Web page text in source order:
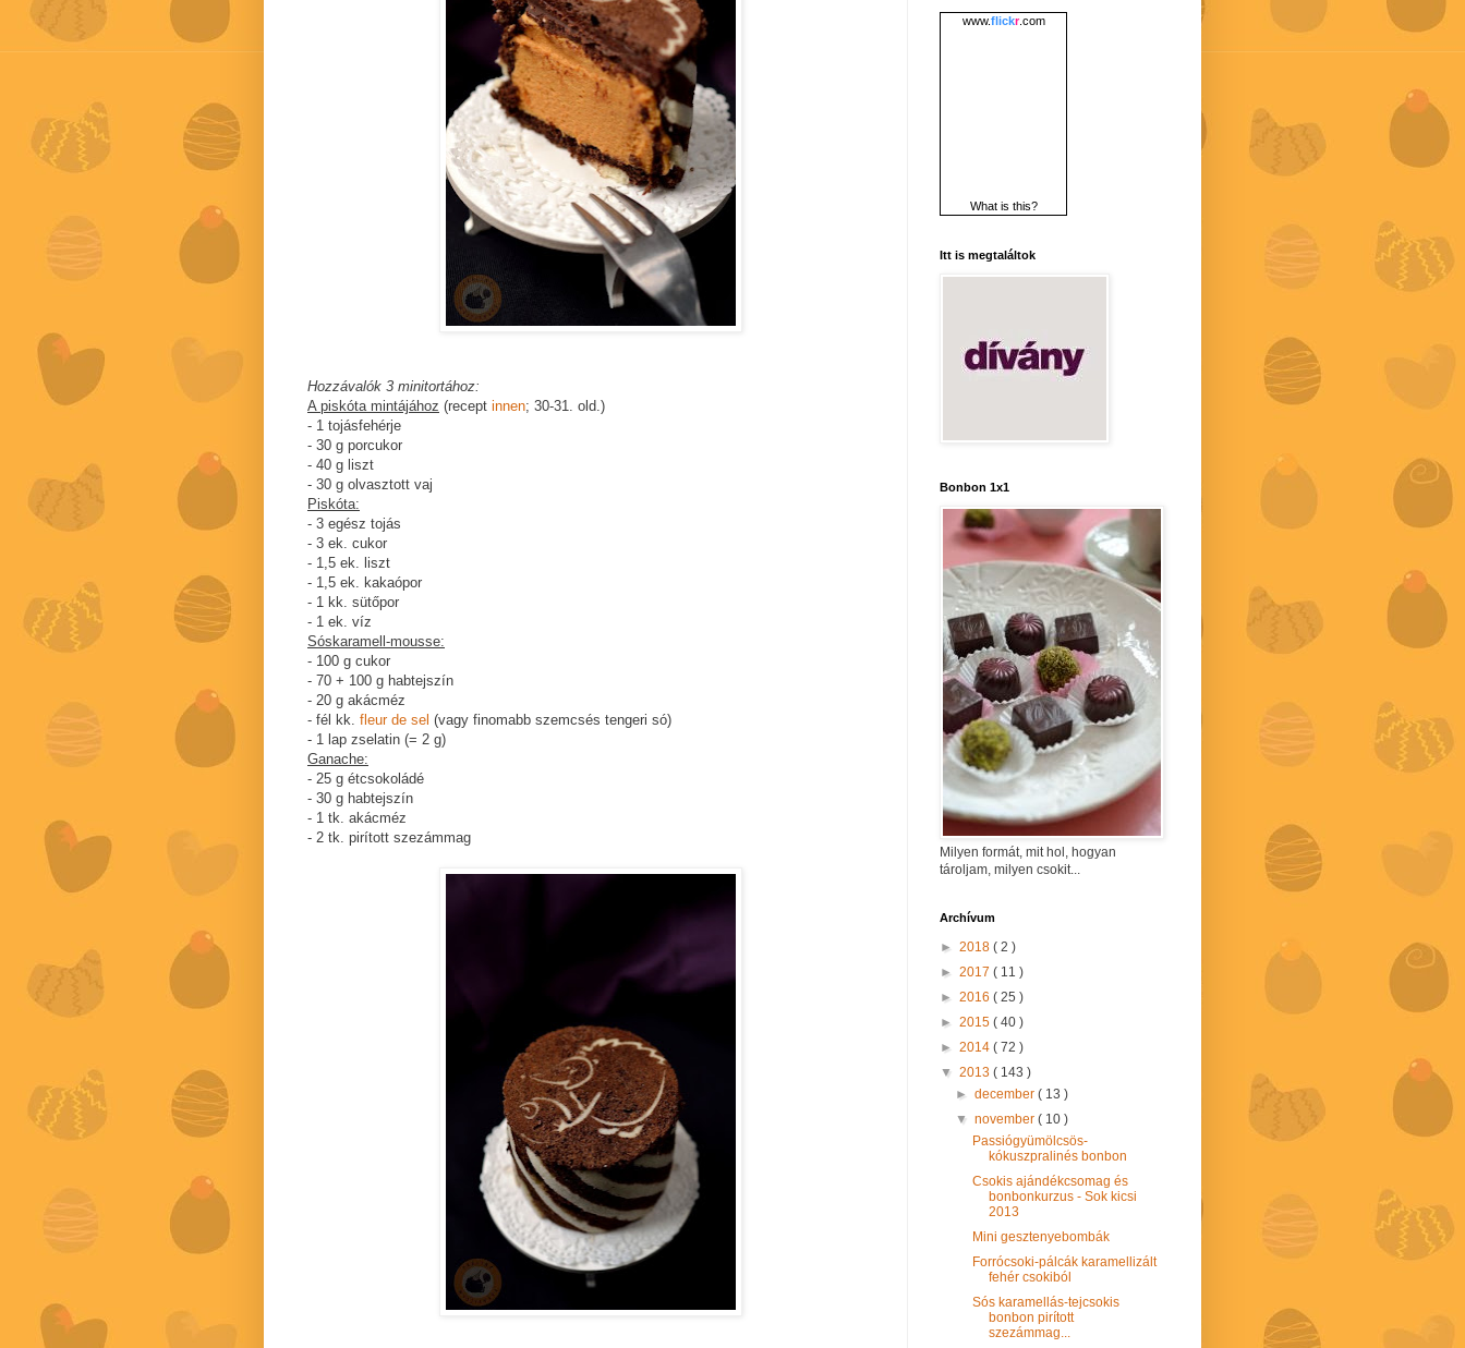
Hozzávalók 3 minitortához:
A piskóta mintájához (recept innen; 30-31. old.)
- 1 tojásfehérje
- 30 g porcukor
- 40 g liszt
- 30 g olvasztott vaj
Piskóta:
- 3 egész tojás
- 3 ek. cukor
- 1,5 ek. liszt
- 1,5 ek. kakaópor
- 1 kk. sütőpor
- 1 ek. víz
Sóskaramell-mousse:
- 100 g cukor
- 70 + 100 g habtejszín
- 20 g akácméz
- fél kk. fleur de sel (vagy finomabb szemcsés tengeri só)
- 1 lap zselatin (= 2 g)
Ganache:
- 25 g étcsokoládé
- 30 g habtejszín
- 1 tk. akácméz
- 2 tk. pirított szezámmag
www.flickr.com
What is this?
Itt is megtaláltok
Bonbon 1x1
Milyen formát, mit hol, hogyan
tároljam, milyen csokit...
Archívum
► 2018 ( 2 )
► 2017 ( 11 )
► 2016 ( 25 )
► 2015 ( 40 )
► 2014 ( 72 )
▼ 2013 ( 143 )
►december( 13 )
▼november( 10 )
Passiógyümölcsös-
kókuszpralinés bonbon
Csokis ajándékcsomag és
bonbonkurzus - Sok kicsi
2013
Mini gesztenyebombák
Forrócsoki-pálcák karamellizált
fehér csokiból
Sós karamellás-tejcsokis
bonbon pirított
szezámmag...